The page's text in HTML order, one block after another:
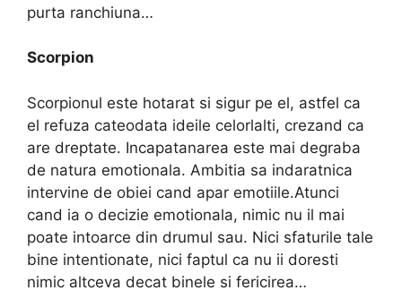
purta ranchiuna…
Scorpion
Scorpionul este hotarat si sigur pe el, astfel ca
el refuza cateodata ideile celorlalti, crezand ca
are dreptate. Incapatanarea este mai degraba
de natura emotionala. Ambitia sa indaratnica
intervine de obiei cand apar emotiile.Atunci
cand ia o decizie emotionala, nimic nu il mai
poate intoarce din drumul sau. Nici sfaturile tale
bine intentionate, nici faptul ca nu ii doresti
nimic altceva decat binele si fericirea…